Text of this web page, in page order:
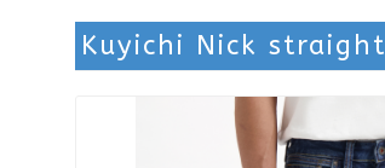
Kuyichi Nick straight